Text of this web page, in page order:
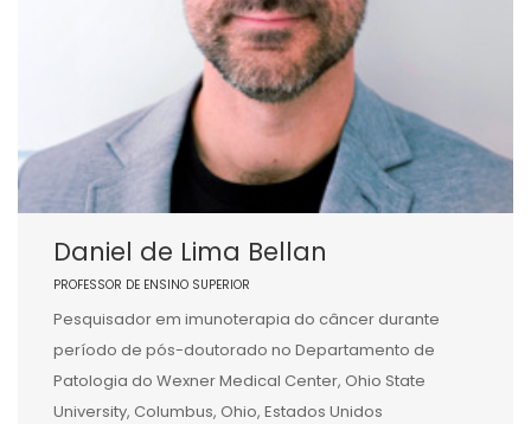
Daniel de Lima Bellan
PROFESSOR DE ENSINO SUPERIOR
Pesquisador em imunoterapia do câncer durante
período de pós-doutorado no Departamento de
Patologia do Wexner Medical Center, Ohio State
University, Columbus, Ohio, Estados Unidos